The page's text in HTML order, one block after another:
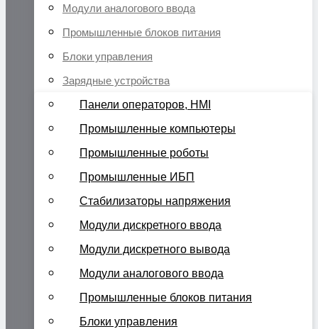
Модули аналогового ввода
Промышленные блоков питания
Блоки управления
Зарядные устройства
Панели операторов, HMI
Промышленные компьютеры
Промышленные роботы
Промышленные ИБП
Стабилизаторы напряжения
Модули дискретного ввода
Модули дискретного вывода
Модули аналогового ввода
Промышленные блоков питания
Блоки управления